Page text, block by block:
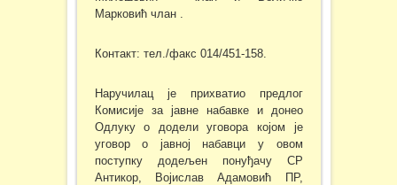
Марковић члан .
Контакт: тел./факс 014/451-158.
Наручилац је прихватио предлог
Комисије за јавне набавке и донео
Одлуку о додели уговора којом је
уговор о јавној набавци у овом
поступку додељен понуђачу СР
Антикор, Војислав Адамовић ПР,